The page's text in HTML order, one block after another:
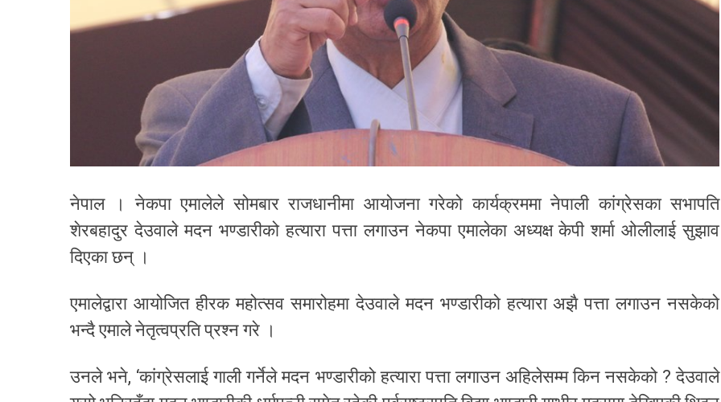
नेपाल । नेकपा एमालेले सोमबार राजधानीमा आयोजना गरेको कार्यक्रममा नेपाली कांग्रेसका सभापति
शेरबहादुर देउवाले मदन भण्डारीको हत्यारा पत्ता लगाउन नेकपा एमालेका अध्यक्ष केपी शर्मा ओलीलाई सुझाव
दिएका छन् ।
एमालेद्वारा आयोजित हीरक महोत्सव समारोहमा देउवाले मदन भण्डारीको हत्यारा अझै पत्ता लगाउन नसकेको
भन्दै एमाले नेतृत्वप्रति प्रश्न गरे ।
उनले भने, ‘कांग्रेसलाई गाली गर्नेले मदन भण्डारीको हत्यारा पत्ता लगाउन अहिलेसम्म किन नसकेको ? देउवाले